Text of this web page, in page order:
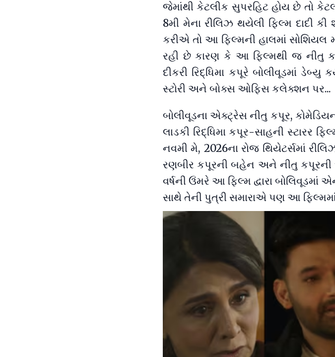
જેમાંથી કેટલીક સુપરહિટ હોય છે તો
8મી મેના રીલિઝ થયેલી ફિલ્મ દાદી
કરીએ તો આ ફિલ્મની હાલમાં સોશિયલ
રહી છે કારણ કે આ ફિલ્મથી જ નીતુ
દીકરી રિદ્ધિમા કપૂરે બોલીવૂડમાં
સ્ટોરી અને બોક્સ ઓફિસ કલેક્શન પર...
બોલીવૂડના એક્ટ્રેસ નીતુ કપૂર,
લાડકી રિદ્ધિમા કપૂર-સાહની સ્ટારર
નવમી મે, 2026ના રોજ થિયેટર્સમાં
રણબીર કપૂરની બહેન અને નીતુ કપૂરની
વર્ષની ઉંમરે આ ફિલ્મ દ્વારા બોલિવૂડમાં
સાથે તેની પુત્રી સમારાએ પણ આ